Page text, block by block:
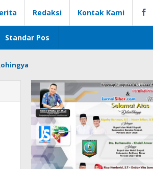
Redaksi Kontak Kami
Standar Pos